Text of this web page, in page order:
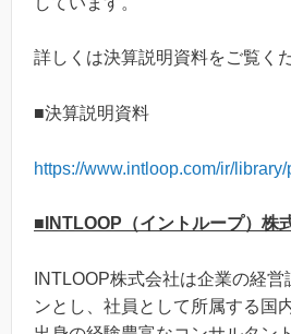
詳しくは決算説明資料をご覧く
■決算説明資料
https://www.intloop.com/ir/
■INTLOOP（イントループ）株
INTLOOP株式会社は企業の経
ンとし、社員として所属する国